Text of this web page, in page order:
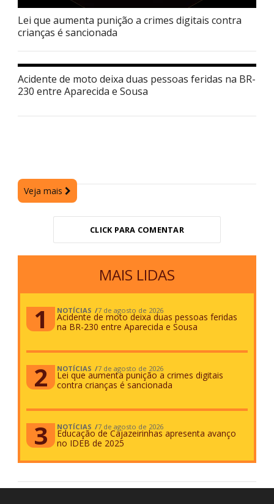
Lei que aumenta punição a crimes digitais contra
crianças é sancionada
Acidente de moto deixa duas pessoas feridas na BR-
230 entre Aparecida e Sousa
Veja mais
CLICK PARA COMENTAR
MAIS LIDAS
NOTÍCIAS 7 de agosto de 2026
Acidente de moto deixa duas pessoas feridas
na BR-230 entre Aparecida e Sousa
NOTÍCIAS 7 de agosto de 2026
Lei que aumenta punição a crimes digitais
contra crianças é sancionada
NOTÍCIAS 7 de agosto de 2026
Educação de Cajazeirinhas apresenta avanço
no IDEB de 2025